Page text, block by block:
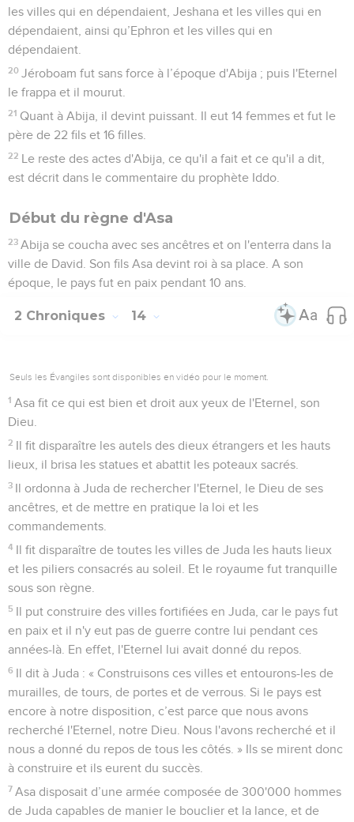
les villes qui en dépendaient, Jeshana et les villes qui en
dépendaient, ainsi qu’Ephron et les villes qui en
dépendaient.
20 Jéroboam fut sans force à l’époque d'Abija ; puis l'Eternel
le frappa et il mourut.
21 Quant à Abija, il devint puissant. Il eut 14 femmes et fut le
père de 22 fils et 16 filles.
22 Le reste des actes d'Abija, ce qu'il a fait et ce qu'il a dit,
est décrit dans le commentaire du prophète Iddo.
Début du règne d'Asa
23 Abija se coucha avec ses ancêtres et on l'enterra dans la
ville de David. Son fils Asa devint roi à sa place. A son
époque, le pays fut en paix pendant 10 ans.
2 Chroniques 14
Seuls les Évangiles sont disponibles en vidéo pour le moment.
1 Asa fit ce qui est bien et droit aux yeux de l'Eternel, son
Dieu.
2 Il fit disparaître les autels des dieux étrangers et les hauts
lieux, il brisa les statues et abattit les poteaux sacrés.
3 Il ordonna à Juda de rechercher l'Eternel, le Dieu de ses
ancêtres, et de mettre en pratique la loi et les
commandements.
4 Il fit disparaître de toutes les villes de Juda les hauts lieux
et les piliers consacrés au soleil. Et le royaume fut tranquille
sous son règne.
5 Il put construire des villes fortifiées en Juda, car le pays fut
en paix et il n'y eut pas de guerre contre lui pendant ces
années-là. En effet, l'Eternel lui avait donné du repos.
6 Il dit à Juda : « Construisons ces villes et entourons-les de
murailles, de tours, de portes et de verrous. Si le pays est
encore à notre disposition, c’est parce que nous avons
recherché l'Eternel, notre Dieu. Nous l'avons recherché et il
nous a donné du repos de tous les côtés. » Ils se mirent donc
à construire et ils eurent du succès.
7 Asa disposait d’une armée composée de 300'000 hommes
de Juda capables de manier le bouclier et la lance, et de